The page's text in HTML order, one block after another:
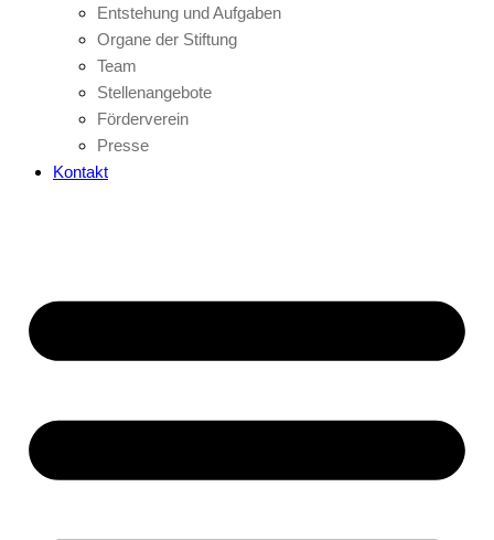
Entstehung und Aufgaben
Organe der Stiftung
Team
Stellenangebote
Förderverein
Presse
Kontakt